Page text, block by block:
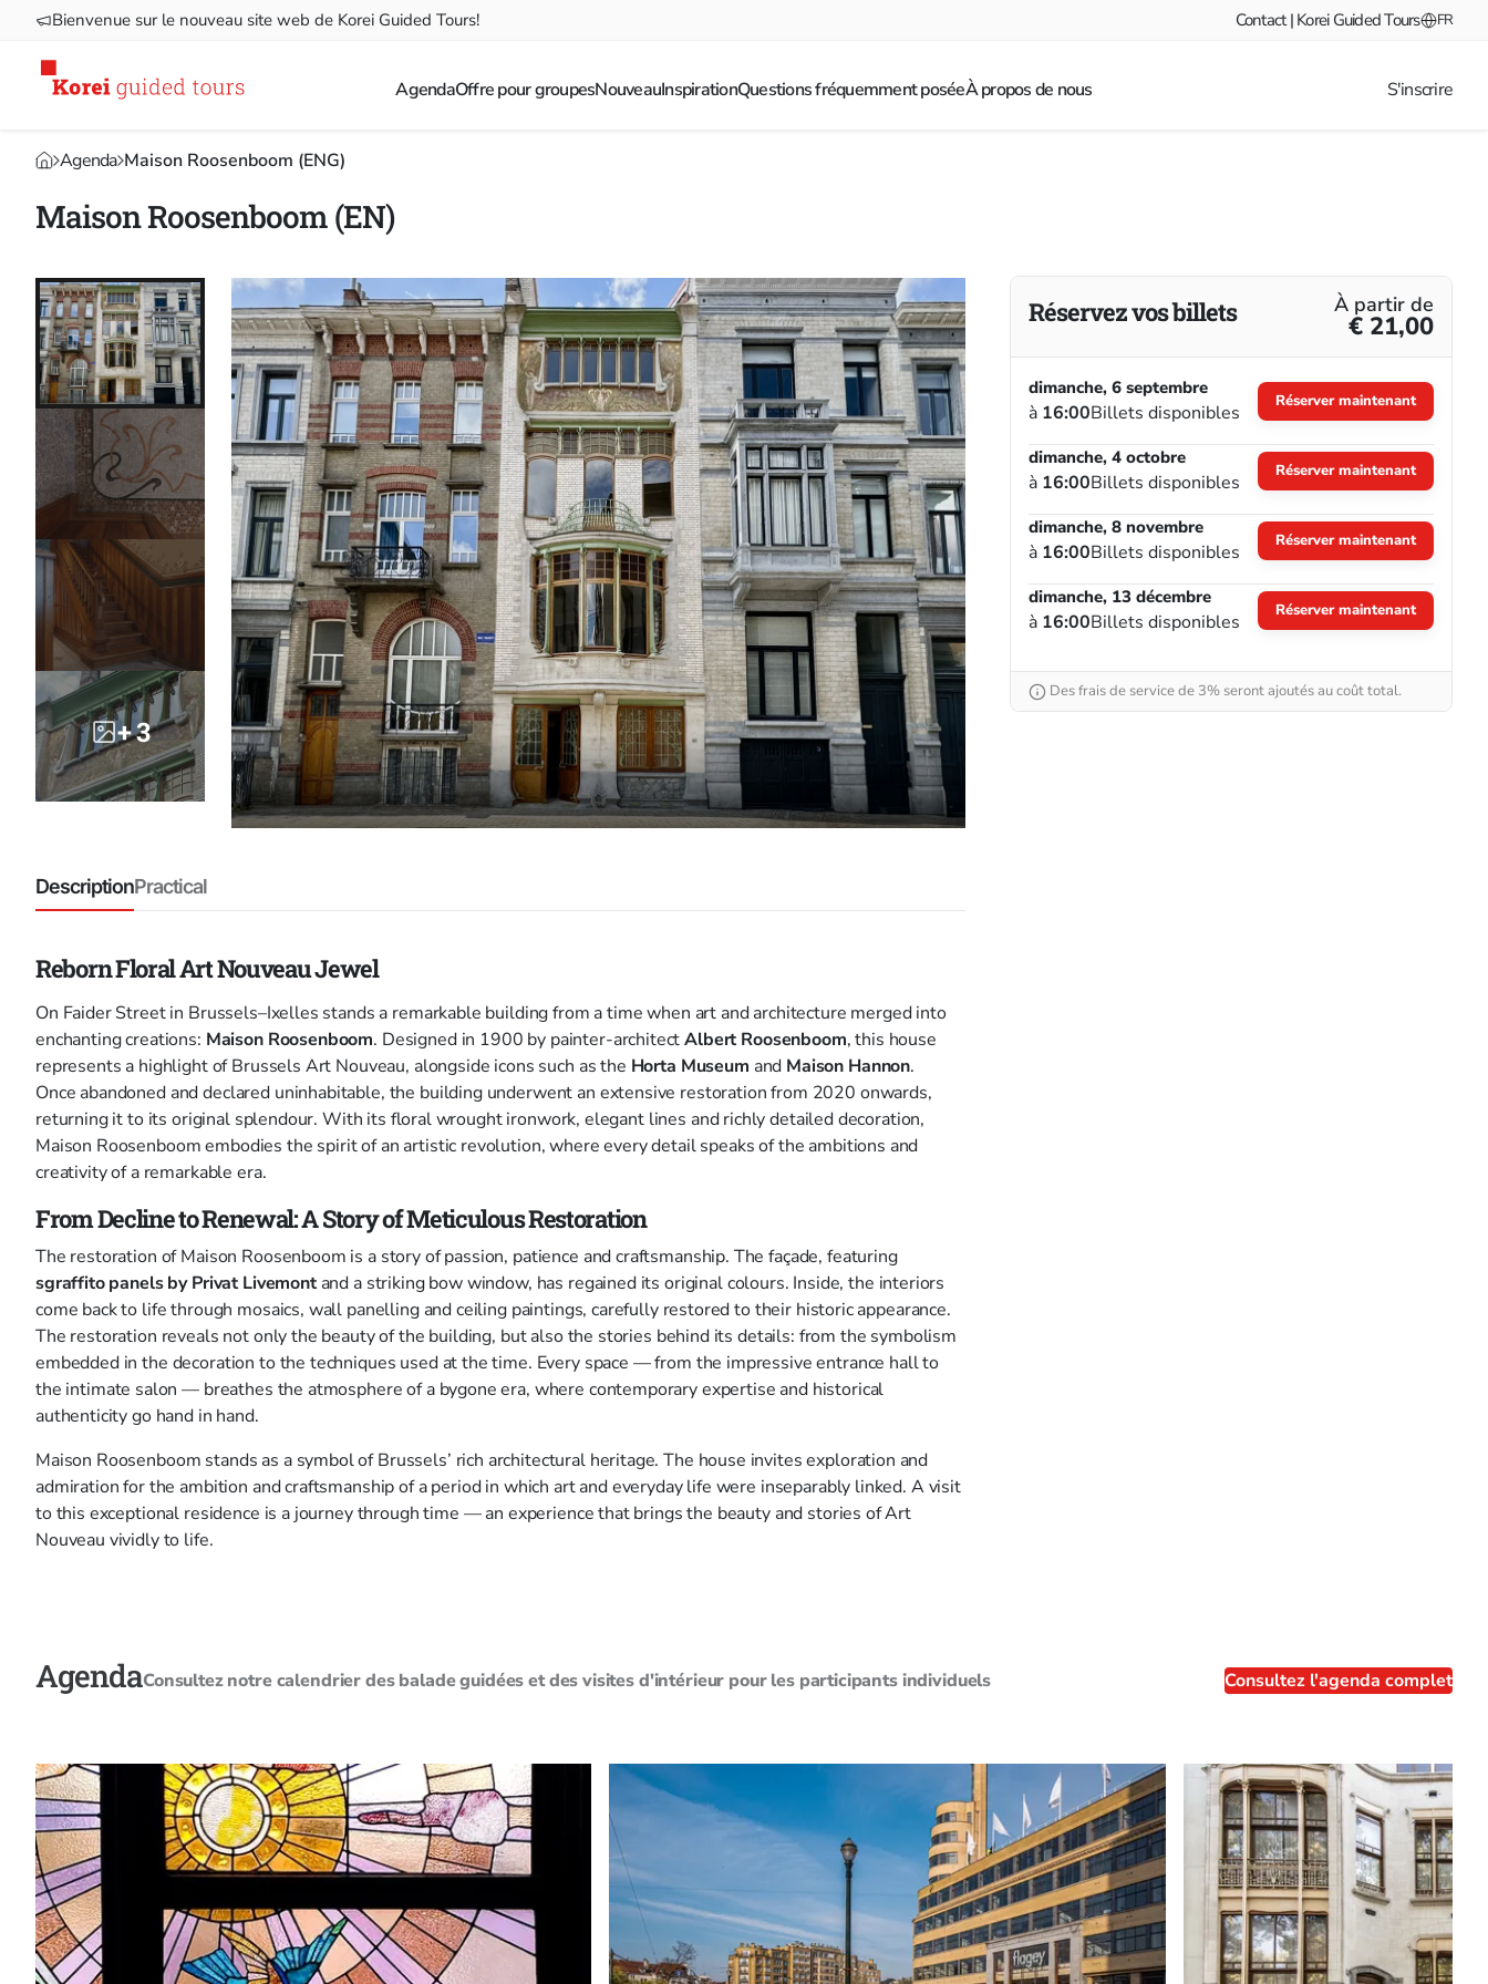
Bienvenue sur le nouveau site web de Korei Guided Tours! Contact | Korei Guided Tours FR
AgendaOffre pour groupesNouveauInspirationQuestions fréquemment poséeÀ propos de nous S'inscrire
Agenda Maison Roosenboom (ENG)
Maison Roosenboom (EN)
+ 3
DescriptionPractical
Reborn Floral Art Nouveau Jewel
On Faider Street in Brussels–Ixelles stands a remarkable building from a time when art and architecture merged into
enchanting creations: Maison Roosenboom. Designed in 1900 by painter-architectAlbert Roosenboom, this house
represents a highlight of Brussels Art Nouveau, alongside icons such as the Horta Museum and Maison Hannon.
Once abandoned and declared uninhabitable, the building underwent an extensive restoration from 2020 onwards,
returning it to its original splendour. With its floral wrought ironwork, elegant lines and richly detailed decoration,
Maison Roosenboom embodies the spirit of an artistic revolution, where every detail speaks of the ambitions and
creativity of a remarkable era.
From Decline to Renewal: A Story of Meticulous Restoration
The restoration of Maison Roosenboom is a story of passion, patience and craftsmanship. The façade, featuring
sgraffito panels by Privat Livemontand a striking bow window, has regained its original colours. Inside, the interiors
come back to life through mosaics, wall panelling and ceiling paintings, carefully restored to their historic appearance.
The restoration reveals not only the beauty of the building, but also the stories behind its details: from the symbolism
embedded in the decoration to the techniques used at the time. Every space — from the impressive entrance hall to
the intimate salon — breathes the atmosphere of a bygone era, where contemporary expertise and historical
authenticity go hand in hand.
Maison Roosenboom stands as a symbol of Brussels’ rich architectural heritage. The house invites exploration and
admiration for the ambition and craftsmanship of a period in which art and everyday life were inseparably linked. A visit
to this exceptional residence is a journey through time — an experience that brings the beauty and stories of Art
Nouveau vividly to life.
Réservez vos billets À partir de
€ 21,00
dimanche, 6 septembre
à 16:00Billets disponibles
Réserver maintenant
dimanche, 4 octobre
à 16:00Billets disponibles
Réserver maintenant
dimanche, 8 novembre
à 16:00Billets disponibles
Réserver maintenant
dimanche, 13 décembre
à 16:00Billets disponibles
Réserver maintenant
Des frais de service de 3% seront ajoutés au coût total.
AgendaConsultez notre calendrier des balade guidées et des visites d'intérieur pour les participants individuels Consultez l'agenda complet